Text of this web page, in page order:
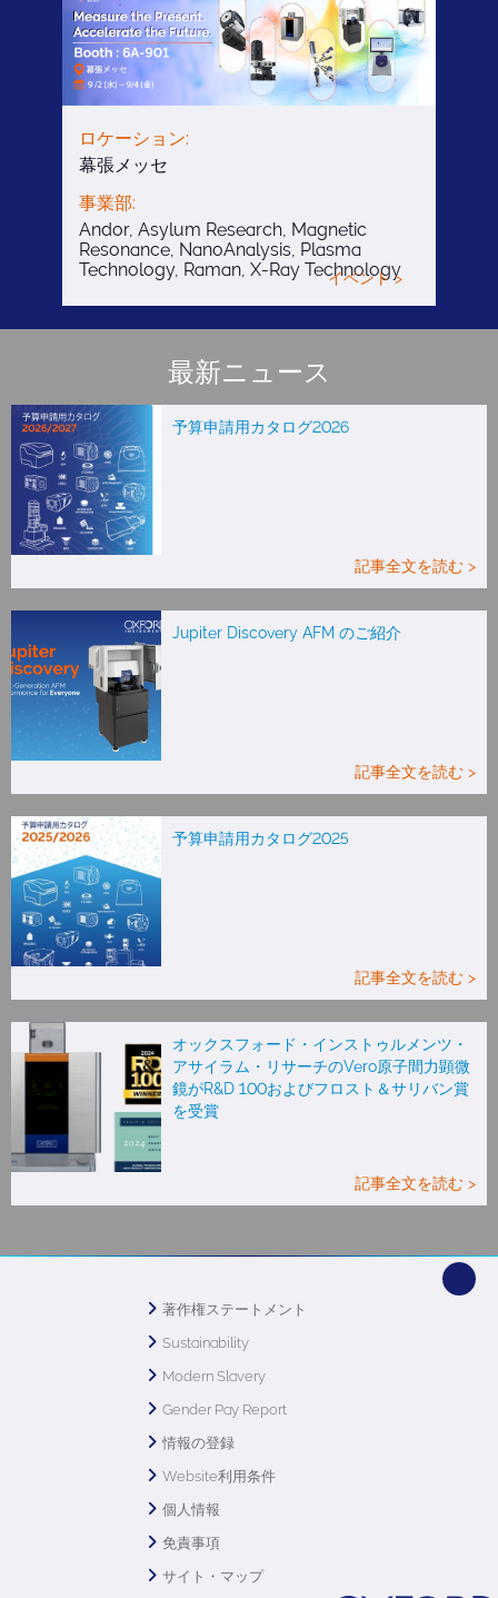
ロケーション:
幕張メッセ
事業部:
Andor, Asylum Research, Magnetic
Resonance, NanoAnalysis, Plasma
Technology, Raman, X-Ray Technology
イベント >
最新ニュース
予算申請用カタログ2026
記事全文を読む >
Jupiter Discovery AFM のご紹介
記事全文を読む >
予算申請用カタログ2025
記事全文を読む >
オックスフォード・インストゥルメンツ・
アサイラム・リサーチのVero原子間力顕微
鏡がR&D 100およびフロスト＆サリバン賞
を受賞
記事全文を読む >
著作権ステートメント
Sustainability
Modern Slavery
Gender Pay Report
情報の登録
Website利用条件
個人情報
免責事項
サイト・マップ